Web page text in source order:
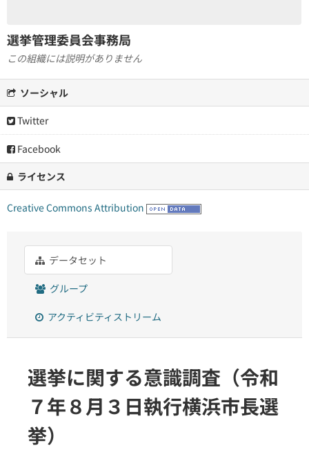
選挙管理委員会事務局
この組織には説明がありません
ソーシャル
Twitter
Facebook
ライセンス
Creative Commons Attribution
データセット
グループ
アクティビティストリーム
選挙に関する意識調査（令和
７年８月３日執行横浜市長選
挙）